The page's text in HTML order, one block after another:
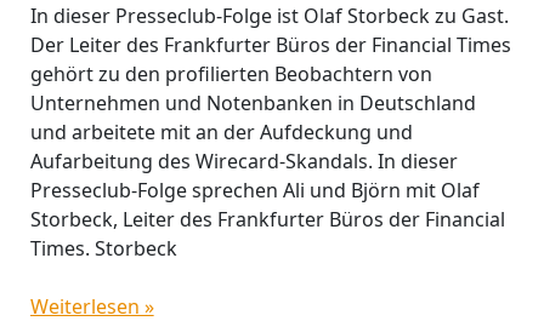
In dieser Presseclub-Folge ist Olaf Storbeck zu Gast.
Der Leiter des Frankfurter Büros der Financial Times
gehört zu den profilierten Beobachtern von
Unternehmen und Notenbanken in Deutschland
und arbeitete mit an der Aufdeckung und
Aufarbeitung des Wirecard-Skandals. In dieser
Presseclub-Folge sprechen Ali und Björn mit Olaf
Storbeck, Leiter des Frankfurter Büros der Financial
Times. Storbeck
Weiterlesen »